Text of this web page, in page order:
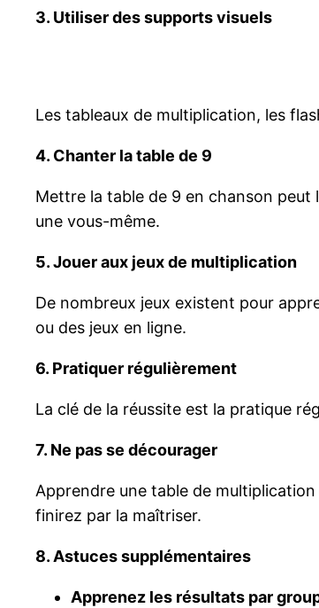
3. Utiliser des supports visuels
Les tableaux de multiplication, les
4. Chanter la table de 9
Mettre la table de 9 en chanson
une vous-même.
5. Jouer aux jeux de multiplication
De nombreux jeux existent pour
ou des jeux en ligne.
6. Pratiquer régulièrement
La clé de la réussite est la pratique
7. Ne pas se décourager
Apprendre une table de
finirez par la maîtriser.
8. Astuces supplémentaires
Apprenez les résultats par